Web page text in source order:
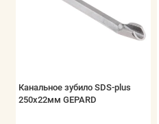
Канальное зубило SDS-plus
250х22мм GEPARD